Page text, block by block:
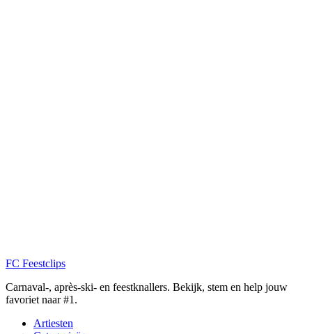
FC Feestclips
Carnaval-, après-ski- en feestknallers. Bekijk, stem en help jouw
favoriet naar #1.
Artiesten